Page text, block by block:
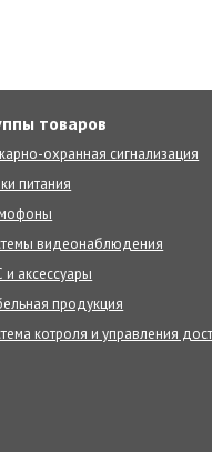
товаров
охранная сигнализация
питания
видеонаблюдения
и аксессуары
продукция
котроля и управления